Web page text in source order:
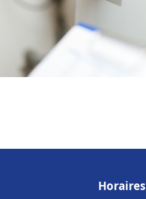
Horaires